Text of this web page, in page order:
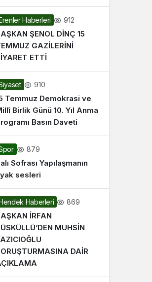
Haberleri 912
ŞENOL DİNÇ 15
GAZİLERİNİ
ETTİ
910
Temmuz Demokrasi ve
Birlik Günü 10. Yıl Anma
Basın Daveti
879
Sofrası Yapılaşmanın
sesleri
Haberleri 869
İRFAN
MUHSİN
DAİR